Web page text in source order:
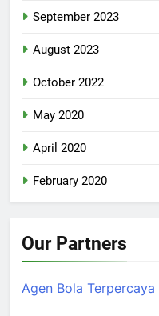
September 2023
August 2023
October 2022
May 2020
April 2020
February 2020
Our Partners
Agen Bola Terpercaya